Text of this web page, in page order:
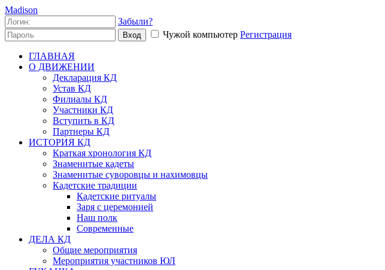
Madison
Забыли?
Вход Чужой компьютер Регистрация
ГЛАВНАЯ
О ДВИЖЕНИИ
Декларация КД
Устав КД
Филиалы КД
Участники КД
Вступить в КД
Партнеры КД
ИСТОРИЯ КД
Краткая хронология КД
Знаменитые кадеты
Знаменитые суворовцы и нахимовцы
Кадетские традиции
Кадетские ритуалы
Заря с церемонией
Наш полк
Современные
ДЕЛА КД
Общие мероприятия
Мероприятия участников ЮЛ